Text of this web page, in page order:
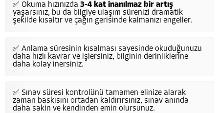
✅ Okuma hızınızda 3-4 kat inanılmaz bir artış
yaşarsınız, bu da bilgiye ulaşım sürenizi dramatik
şekilde kısaltır ve çağın gerisinde kalmanızı engeller.
✅ Anlama süresinin kısalması sayesinde okuduğunuzu
daha hızlı kavrar ve işlersiniz, bilginin derinliklerine
daha kolay inersiniz.
✅ Sınav süresi kontrolünü tamamen elinize alarak
zaman baskısını ortadan kaldırırsınız, sınav anında
daha sakin ve kendinden emin olursunuz.